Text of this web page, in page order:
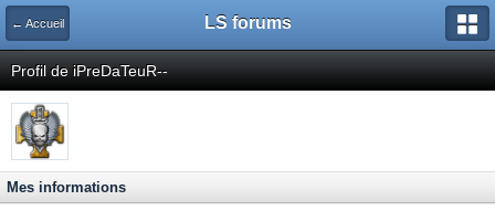
← Accueil LS forums
Profil de iPreDaTeuR--
Mes informations